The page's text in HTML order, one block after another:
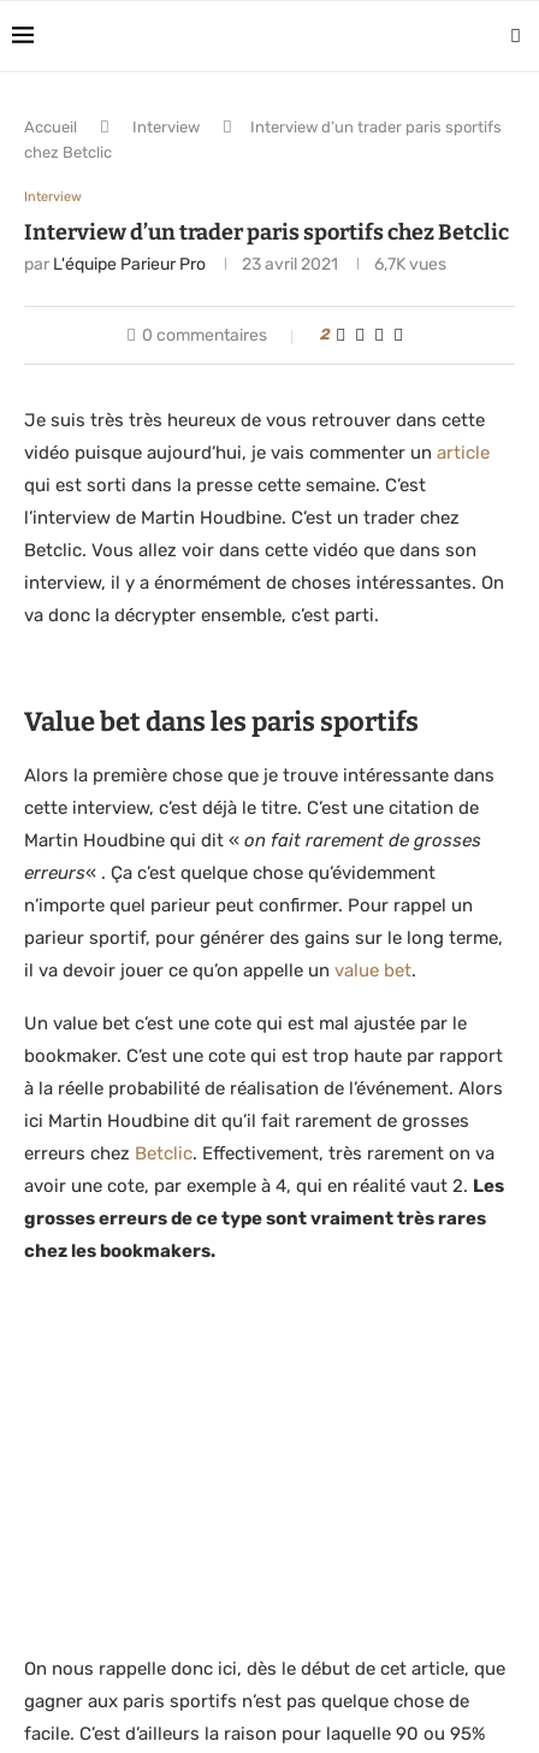
Accueil Interview
Interview d’un trader paris sportifs
chez Betclic
Interview
Interview d’un trader paris sportifs chez Betclic
par L'équipe Parieur Pro 23 avril 2021 6,7Kvues
0 commentaires 2
Je suis très très heureux de vous retrouver dans cette
vidéo puisque aujourd’hui, je vais commenter un article
qui est sorti dans la presse cette semaine. C’est
l’interview de Martin Houdbine. C’est un trader chez
Betclic. Vous allez voir dans cette vidéo que dans son
interview, il y a énormément de choses intéressantes. On
va donc la décrypter ensemble, c’est parti.
Value bet dans les paris sportifs
Alors la première chose que je trouve intéressante dans
cette interview, c’est déjà le titre. C’est une citation de
Martin Houdbine qui dit « on fait rarement de grosses
erreurs« . Ça c’est quelque chose qu’évidemment
n’importe quel parieur peut confirmer. Pour rappel un
parieur sportif, pour générer des gains sur le long terme,
il va devoir jouer ce qu’on appelle un value bet.
Un value bet c’est une cote qui est mal ajustée par le
bookmaker. C’est une cote qui est trop haute par rapport
à la réelle probabilité de réalisation de l’événement. Alors
ici Martin Houdbine dit qu’il fait rarement de grosses
erreurs chez Betclic. Effectivement, très rarement on va
avoir une cote, par exemple à 4, qui en réalité vaut 2. Les
grosses erreurs de ce type sont vraiment très rares
chez les bookmakers.
On nous rappelle donc ici, dès le début de cet article, que
gagner aux paris sportifs n’est pas quelque chose de
facile. C’est d’ailleurs la raison pour laquelle 90 ou 95%